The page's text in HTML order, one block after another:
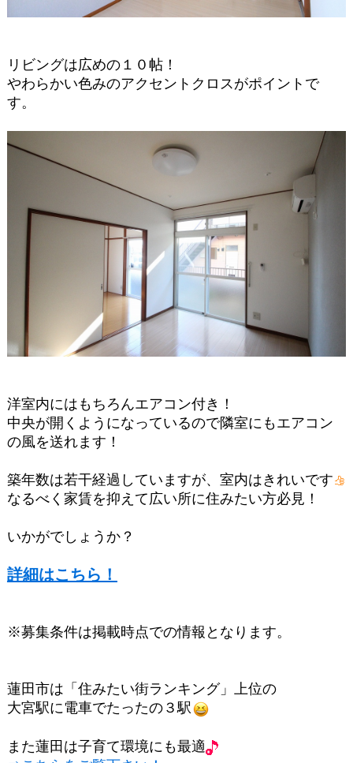
リビングは広めの１０帖！
やわらかい色みのアクセントクロスがポイントで
す。
洋室内にはもちろんエアコン付き！
中央が開くようになっているので隣室にもエアコン
の風を送れます！
築年数は若干経過していますが、室内はきれいです
なるべく家賃を抑えて広い所に住みたい方必見！
いかがでしょうか？
詳細はこちら！
※募集条件は掲載時点での情報となります。
蓮田市は「住みたい街ランキング」上位の
大宮駅に電車でたったの３駅
また蓮田は子育て環境にも最適